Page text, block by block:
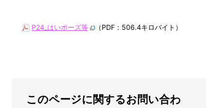
P24_はいポーズ等 （PDF：506.4キロバイト）
このページに関するお問い合わ